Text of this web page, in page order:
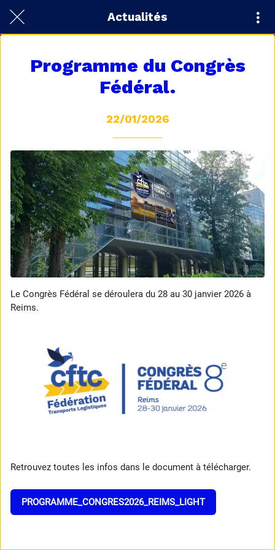
Actualités
Programme du Congrès
Fédéral.
22/01/2026
Le Congrès Fédéral se déroulera du 28 au 30 janvier 2026 à
Reims.
Retrouvez toutes les infos dans le document à télécharger.
PROGRAMME_CONGRES2026_REIMS_LIGHT